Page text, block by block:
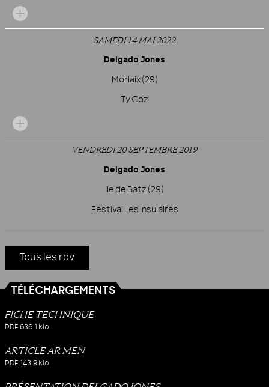
SAMEDI 14 MAI 2022
Delgado Jones
Morlaix (29)
Ty Coz
VENDREDI 20 SEPTEMBRE 2019
Delgado Jones
Ile de Batz (29)
Festival Les Insulaires
Tous les rdv
TÉLÉCHARGEMENTS
FICHE TECHNIQUE
PDF 636.1 kio
ARTICLE AR MEN
PDF 143.9 kio